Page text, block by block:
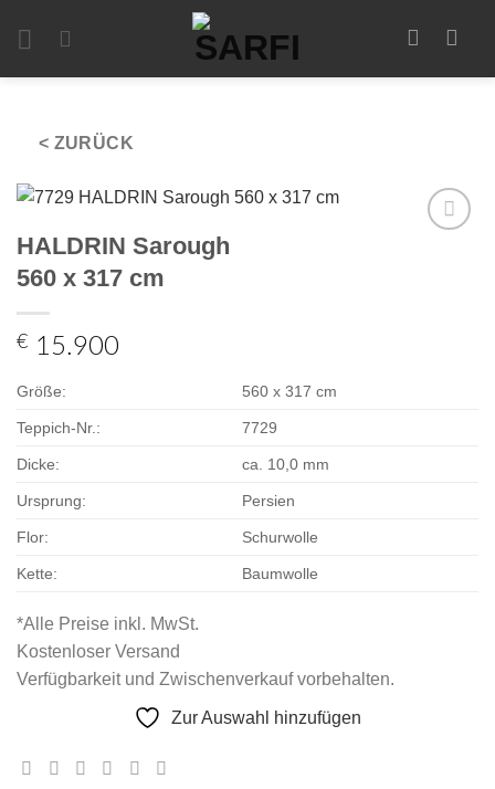
< ZURÜCK
HALDRIN Sarough
560 x 317 cm
€ 15.900
Größe: 560 x 317 cm
Teppich-Nr.: 7729
Dicke: ca. 10,0 mm
Ursprung: Persien
Flor: Schurwolle
Kette: Baumwolle
*Alle Preise inkl. MwSt.
Kostenloser Versand
Verfügbarkeit und Zwischenverkauf vorbehalten.
Zur Auswahl hinzufügen